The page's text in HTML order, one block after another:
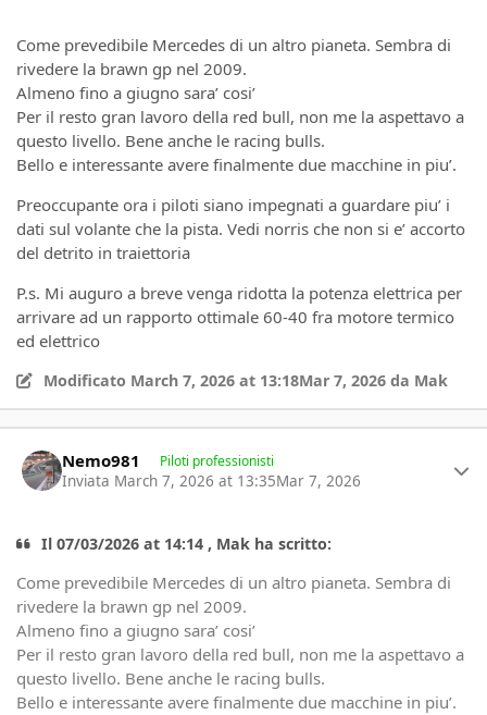
Come prevedibile Mercedes di un altro pianeta. Sembra di
rivedere la brawn gp nel 2009.
Almeno fino a giugno sara’ cosi’
Per il resto gran lavoro della red bull, non me la aspettavo a
questo livello. Bene anche le racing bulls.
Bello e interessante avere finalmente due macchine in piu’.
Preoccupante ora i piloti siano impegnati a guardare piu’ i
dati sul volante che la pista. Vedi norris che non si e’ accorto
del detrito in traiettoria
P.s. Mi auguro a breve venga ridotta la potenza elettrica per
arrivare ad un rapporto ottimale 60-40 fra motore termico
ed elettrico
Modificato March 7, 2026 at 13:18Mar 7, 2026 da Mak
Nemo981 Piloti professionisti
Inviata March 7, 2026 at 13:35Mar 7, 2026
Il 07/03/2026 at 14:14 , Mak ha scritto:
Come prevedibile Mercedes di un altro pianeta. Sembra di
rivedere la brawn gp nel 2009.
Almeno fino a giugno sara’ cosi’
Per il resto gran lavoro della red bull, non me la aspettavo a
questo livello. Bene anche le racing bulls.
Bello e interessante avere finalmente due macchine in piu’.